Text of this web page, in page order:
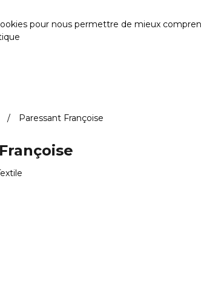
pour nous permettre de mieux
Paressant Françoise